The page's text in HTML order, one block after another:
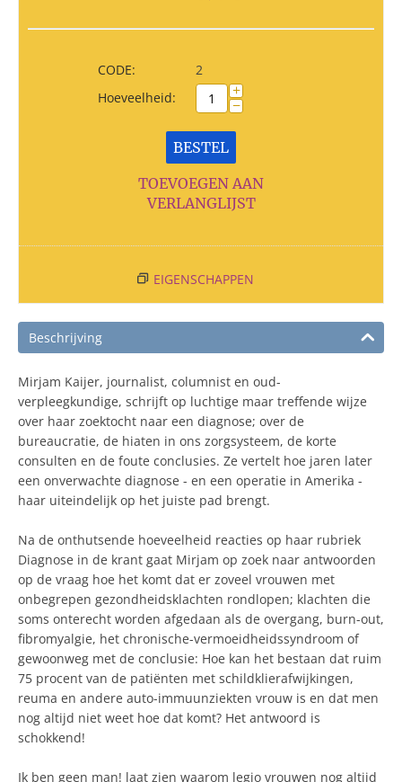
CODE:
2
Hoeveelheid:
+
−
BESTEL
TOEVOEGEN AAN
VERLANGLIJST
EIGENSCHAPPEN
Beschrijving
Mirjam Kaijer, journalist, columnist en oud-
verpleegkundige, schrijft op luchtige maar treffende wijze
over haar zoektocht naar een diagnose; over de
bureaucratie, de hiaten in ons zorgsysteem, de korte
consulten en de foute conclusies. Ze vertelt hoe jaren later
een onverwachte diagnose - en een operatie in Amerika -
haar uiteindelijk op het juiste pad brengt.
Na de onthutsende hoeveelheid reacties op haar rubriek
Diagnose in de krant gaat Mirjam op zoek naar antwoorden
op de vraag hoe het komt dat er zoveel vrouwen met
onbegrepen gezondheidsklachten rondlopen; klachten die
soms onterecht worden afgedaan als de overgang, burn-out,
fibromyalgie, het chronische-vermoeidheidssyndroom of
gewoonweg met de conclusie: Hoe kan het bestaan dat ruim
75 procent van de patiënten met schildklierafwijkingen,
reuma en andere auto-immuunziekten vrouw is en dat men
nog altijd niet weet hoe dat komt? Het antwoord is
schokkend!
Ik ben geen man! laat zien waarom legio vrouwen nog altijd